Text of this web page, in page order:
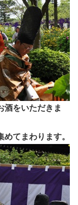
酒をいただきま
てまわります。